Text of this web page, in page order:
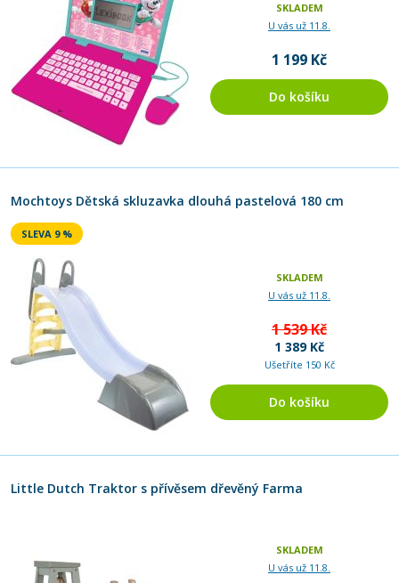
SKLADEM
U vás už 11.8.
1 199 Kč
Do košíku
Mochtoys Dětská skluzavka dlouhá pastelová 180 cm
SLEVA 9 %
SKLADEM
U vás už 11.8.
1 539 Kč
1 389 Kč
Ušetříte 150 Kč
Do košíku
Little Dutch Traktor s přívěsem dřevěný Farma
SKLADEM
U vás už 11.8.